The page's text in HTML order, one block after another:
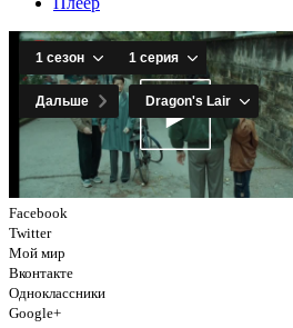
Facebook
Twitter
Мой мир
Вконтакте
Одноклассники
Google+